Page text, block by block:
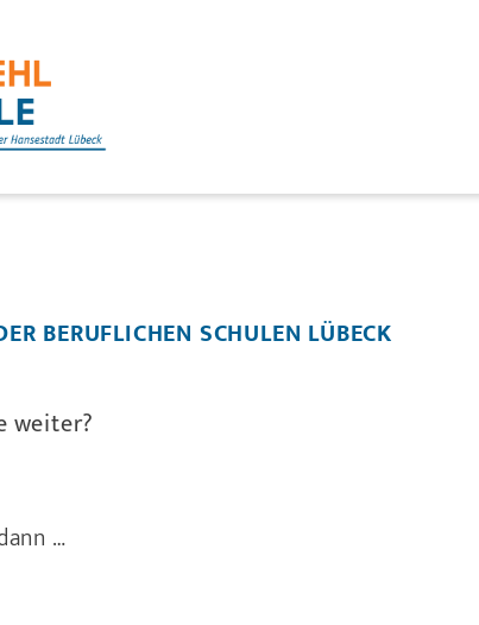
BERUFLICHEN SCHULEN LÜBECK
weiter?
…